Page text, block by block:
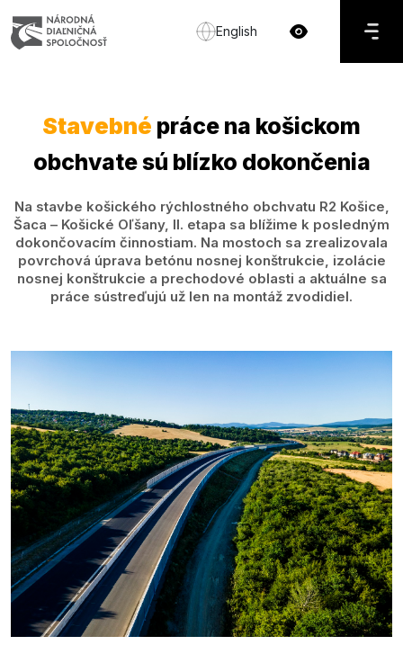
English
Stavebné práce na košickom
obchvate sú blízko dokončenia
Na stavbe košického rýchlostného obchvatu R2 Košice,
Šaca – Košické Oľšany, II. etapa sa blížime k posledným
dokončovacím činnostiam. Na mostoch sa zrealizovala
povrchová úprava betónu nosnej konštrukcie, izolácie
nosnej konštrukcie a prechodové oblasti a aktuálne sa
práce sústreďujú už len na montáž zvodidiel.